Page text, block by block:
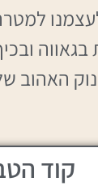
בגאווה
האהוב
קוד